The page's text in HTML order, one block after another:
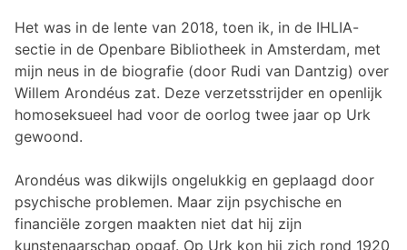
Het was in de lente van 2018, toen ik, in de IHLIA-
sectie in de Openbare Bibliotheek in Amsterdam, met
mijn neus in de biografie (door Rudi van Dantzig) over
Willem Arondéus zat. Deze verzetsstrijder en openlijk
homoseksueel had voor de oorlog twee jaar op Urk
gewoond.
Arondéus was dikwijls ongelukkig en geplaagd door
psychische problemen. Maar zijn psychische en
financiële zorgen maakten niet dat hij zijn
kunstenaarschap opgaf. Op Urk kon hij zich rond 1920